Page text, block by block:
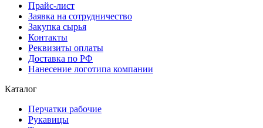
Прайс-лист
Заявка на сотрудничество
Закупка сырья
Контакты
Реквизиты оплаты
Доставка по РФ
Нанесение логотипа компании
Каталог
Перчатки рабочие
Рукавицы